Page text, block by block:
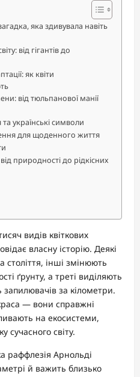
яка здивувала навіть
від гігантів до
як квіти
від тюльпанової манії
українські символи
для щоденного життя
природності до рідкісних
видів квіткових
власну історію. Деякі
інші змінюють
ґрунту, а треті виділяють
за кілометри.
— вони справжні
на екосистеми,
сучасного світу.
раффлезія Арнольді
й важить близько